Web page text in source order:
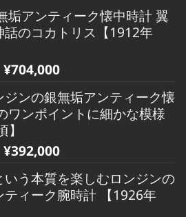
垢アンティーク懐中時計 翼
話のコカトリス【1912年
現
は
¥880,000
す。
¥704,000
ジンの銀無垢アンティーク懐
ワンポイントに細かな模様
現
¥392,000
う本質を楽しむロンジンの
ティーク腕時計 【1926年